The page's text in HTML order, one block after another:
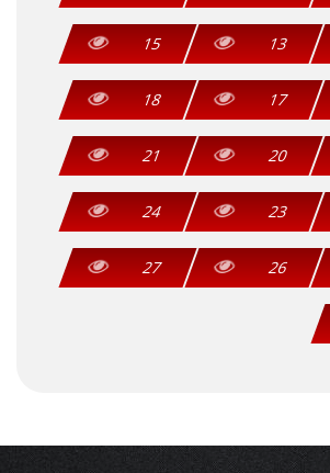
13
15
17
18
20
21
23
24
26
27